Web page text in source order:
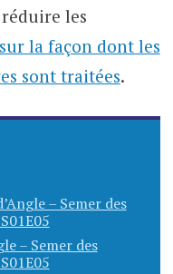
les
la façon dont les
sont traitées.
– Semer des
– Semer des